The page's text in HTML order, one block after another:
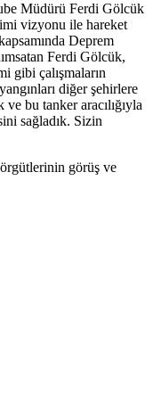
Müdürü Ferdi Gölcük
vizyonu ile hareket
Deprem
Ferdi Gölcük,
gibi çalışmaların
diğer şehirlere
bu tanker aracılığıyla
sağladık. Sizin
görüş ve